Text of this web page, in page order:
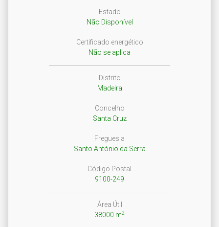
Estado
Não Disponível
Certificado energético
Não se aplica
Distrito
Madeira
Concelho
Santa Cruz
Freguesia
Santo António da Serra
Código Postal
9100-249
Área Útil
38000 m2